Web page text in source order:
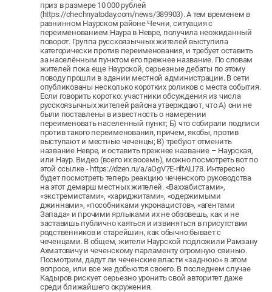
приз в размере 10 000 рублей
(https://chechnyatoday.com/news/389903). А тем временем в
равнинном Наурском районе Чечни, ситуация с
переименованием Наура в Невре, получила неожиданный
поворот. Группа русскоязычных жителей выступила
категорически против переименования, и требует оставить
за населённым пунктом его прежнее название. По словам
жителей пока еще Наурской, серьезные дебаты по этому
поводу прошли в здании местной администрации. В сети
опубликованы несколько коротких роликов с места события.
Если говорить коротко: участники обсуждения из числа
русскоязычных жителей района утверждают, что А) они не
были поставлены в известность о намерении
переименовать населенный пункт; Б) что собирали подписи
против такого переименования, причем, якобы, против
выступают и местные чеченцы; В) требуют отменить
название Невре, и оставить прежнее название – Наурская,
или Наур. Видео (всего их восемь), можно посмотреть вот по
этой ссылке - https://dzen.ru/a/aOgV7E-riltALI78. Интересно
будет посмотреть теперь реакцию чеченского руководства
на этот демарш местных жителей. «Ваххабистами»,
«экстремистами», «хариджитами», «одержимыми
джиннами», «пособниками укронацистов», «агентами
Запада» и прочими ярлыками их не обзовешь, как и не
заставишь публично каяться и извиняться в присутствии
родственников и старейшин, как обычно бывает с
чеченцами. В общем, жители Наурской подложили Рамзану
Ахматовичу и чеченскому парламенту огромную свинью.
Посмотрим, дадут ли чеченские власти «заднюю» в этом
вопросе, или все же добьются своего. В последнем случае
Кадыров рискует серьезно уронить свой авторитет даже
среди ближайшего окружения.